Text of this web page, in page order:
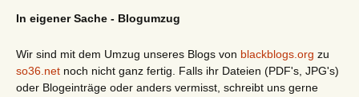
In eigener Sache - Blogumzug
Wir sind mit dem Umzug unseres Blogs von blackblogs.org zu
so36.net noch nicht ganz fertig. Falls ihr Dateien (PDF's, JPG's)
oder Blogeinträge oder anders vermisst, schreibt uns gerne